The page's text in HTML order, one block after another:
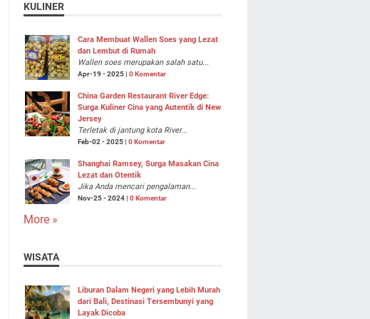
KULINER
Cara Membuat Wallen Soes yang Lezat
dan Lembut di Rumah
Wallen soes merupakan salah satu...
Apr-19 - 2025 | 0 Komentar
China Garden Restaurant River Edge:
Surga Kuliner Cina yang Autentik di New
Jersey
Terletak di jantung kota River...
Feb-02 - 2025 | 0 Komentar
Shanghai Ramsey, Surga Masakan Cina
Lezat dan Otentik
Jika Anda mencari pengalaman...
Nov-25 - 2024 | 0 Komentar
More »
WISATA
Liburan Dalam Negeri yang Lebih Murah
dari Bali, Destinasi Tersembunyi yang
Layak Dicoba